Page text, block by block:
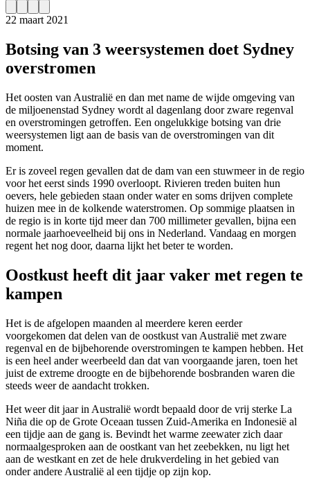
22 maart 2021
Botsing van 3 weersystemen doet Sydney
overstromen
Het oosten van Australië en dan met name de wijde omgeving van
de miljoenenstad Sydney wordt al dagenlang door zware regenval
en overstromingen getroffen. Een ongelukkige botsing van drie
weersystemen ligt aan de basis van de overstromingen van dit
moment.
Er is zoveel regen gevallen dat de dam van een stuwmeer in de regio
voor het eerst sinds 1990 overloopt. Rivieren treden buiten hun
oevers, hele gebieden staan onder water en soms drijven complete
huizen mee in de kolkende waterstromen. Op sommige plaatsen in
de regio is in korte tijd meer dan 700 millimeter gevallen, bijna een
normale jaarhoeveelheid bij ons in Nederland. Vandaag en morgen
regent het nog door, daarna lijkt het beter te worden.
Oostkust heeft dit jaar vaker met regen te
kampen
Het is de afgelopen maanden al meerdere keren eerder
voorgekomen dat delen van de oostkust van Australië met zware
regenval en de bijbehorende overstromingen te kampen hebben. Het
is een heel ander weerbeeld dan dat van voorgaande jaren, toen het
juist de extreme droogte en de bijbehorende bosbranden waren die
steeds weer de aandacht trokken.
Het weer dit jaar in Australië wordt bepaald door de vrij sterke La
Niña die op de Grote Oceaan tussen Zuid-Amerika en Indonesië al
een tijdje aan de gang is. Bevindt het warme zeewater zich daar
normaalgesproken aan de oostkant van het zeebekken, nu ligt het
aan de westkant en zet de hele drukverdeling in het gebied van
onder andere Australië al een tijdje op zijn kop.